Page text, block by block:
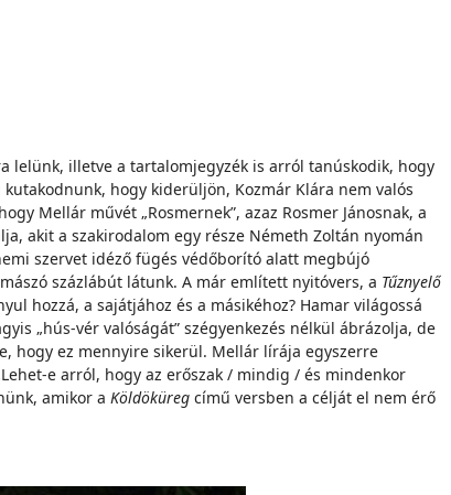
lelünk, illetve a tartalomjegyzék is arról tanúskodik, hogy
hogy kiderüljön, Kozmár Klára nem valós
Mellár művét „Rosmernek”, azaz Rosmer Jánosnak, a
akit a szakirodalom egy része Németh Zoltán nyomán
szervet idéző fügés védőborító alatt megbújó
százlábút látunk. A már említett nyitóvers, a Tűznyelő
hozzá, a sajátjához és a másikéhoz? Hamar világossá
„hús-vér valóságát” szégyenkezés nélkül ábrázolja, de
hogy ez mennyire sikerül. Mellár lírája egyszerre
e arról, hogy az erőszak / mindig / és mindenkor
amikor a Köldöküreg című versben a célját el nem érő